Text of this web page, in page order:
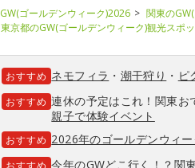
GW(ゴールデンウィーク)2026 関東の
東京都のGW(ゴールデンウィーク)観光スポッ
おすすめ ネモフィラ ・ 潮干狩り ・ ピ
おすすめ 連休の予定はこれ！関東
親子で体験イベント
おすすめ 2026年のゴールデンウィ
おすすめ 今年のGWどこ行く！？関